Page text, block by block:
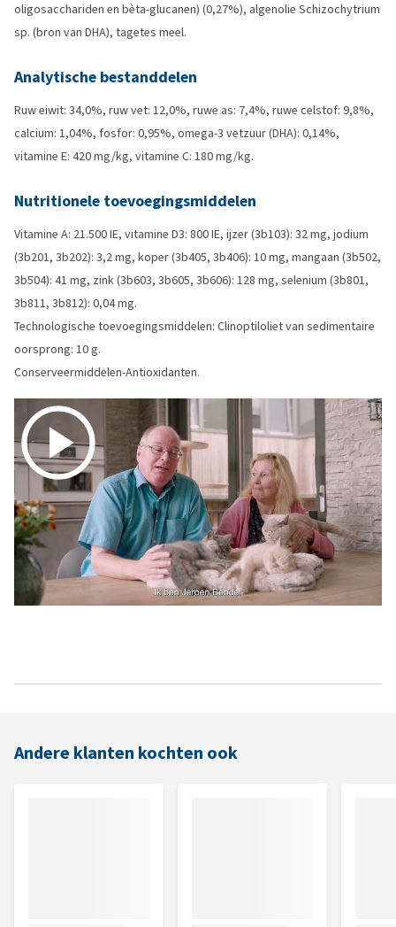
oligosacchariden en bèta-glucanen) (0,27%), algenolie Schizochytrium
sp. (bron van DHA), tagetes meel.
Analytische bestanddelen
Ruw eiwit: 34,0%, ruw vet: 12,0%, ruwe as: 7,4%, ruwe celstof: 9,8%,
calcium: 1,04%, fosfor: 0,95%, omega-3 vetzuur (DHA): 0,14%,
vitamine E: 420 mg/kg, vitamine C: 180 mg/kg.
Nutritionele toevoegingsmiddelen
Vitamine A: 21.500 IE, vitamine D3: 800 IE, ijzer (3b103): 32 mg, jodium
(3b201, 3b202): 3,2 mg, koper (3b405, 3b406): 10 mg, mangaan (3b502,
3b504): 41 mg, zink (3b603, 3b605, 3b606): 128 mg, selenium (3b801,
3b811, 3b812): 0,04 mg.
Technologische toevoegingsmiddelen: Clinoptiloliet van sedimentaire
oorsprong: 10 g.
Conserveermiddelen-Antioxidanten.
Andere klanten kochten ook